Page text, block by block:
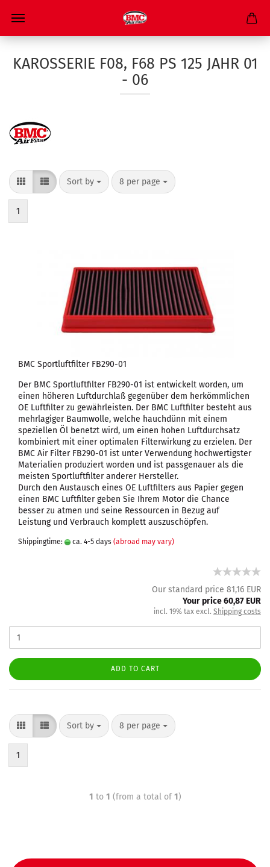
KAROSSERIE F08, F68 PS 125 JAHR 01
- 06
Sort by 8 per page
1
BMC Sportluftfilter FB290-01
Der BMC Sportluftfilter FB290-01 ist entwickelt worden, um
einen höheren Luftdurchlaß gegenüber dem herkömmlichen
OE Luftfilter zu gewährleisten. Der BMC Luftfilter besteht aus
mehrlagiger Baumwolle, welche hauchdünn mit einem
speziellen Öl benetzt wird, um einen hohen Luftdurchsatz
kombiniert mit einer optimalen Filterwirkung zu erzielen. Der
BMC Air Filter FB290-01 ist unter Verwendung hochwertigster
Materialien produziert worden und ist passgenauer als die
meisten Sportluftfilter anderer Hersteller.
Durch den Austausch eines OE Luftfilters aus Papier gegen
einen BMC Luftfilter geben Sie Ihrem Motor die Chance
besser zu atmen und seine Ressourcen in Bezug auf
Leistung und Verbrauch komplett auszuschöpfen.
Shippingtime: ca. 4-5 days (abroad may vary)
Our standard price 81,16 EUR
Your price 60,87 EUR
incl. 19% tax excl. Shipping costs
ADD TO CART
Sort by 8 per page
1
1 to 1 (from a total of1)